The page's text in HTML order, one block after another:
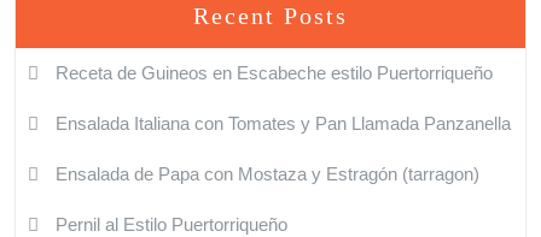
Recent Posts
Receta de Guineos en Escabeche estilo Puertorriqueño
Ensalada Italiana con Tomates y Pan Llamada Panzanella
Ensalada de Papa con Mostaza y Estragón (tarragon)
Pernil al Estilo Puertorriqueño